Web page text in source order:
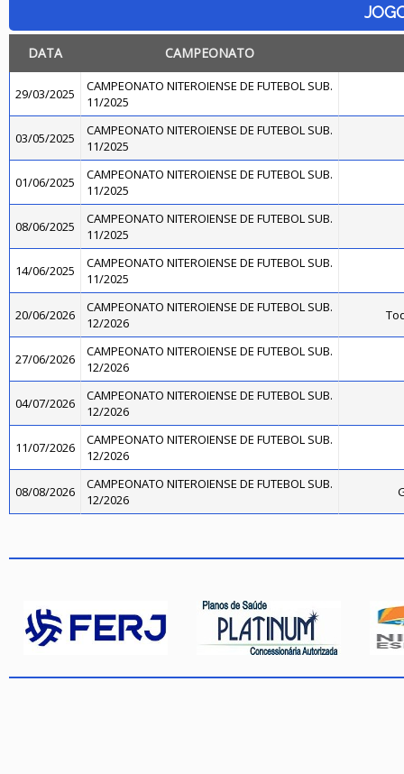
DATA CAMPEONATO
29/03/2025
CAMPEONATO NITEROIENSE DE FUTEBOL SUB.
11/2025
03/05/2025
CAMPEONATO NITEROIENSE DE FUTEBOL SUB.
11/2025
01/06/2025
CAMPEONATO NITEROIENSE DE FUTEBOL SUB.
11/2025
08/06/2025
CAMPEONATO NITEROIENSE DE FUTEBOL SUB.
11/2025
14/06/2025
CAMPEONATO NITEROIENSE DE FUTEBOL SUB.
11/2025
20/06/2026
CAMPEONATO NITEROIENSE DE FUTEBOL SUB.
12/2026
27/06/2026
CAMPEONATO NITEROIENSE DE FUTEBOL SUB.
12/2026
04/07/2026
CAMPEONATO NITEROIENSE DE FUTEBOL SUB.
12/2026
11/07/2026
CAMPEONATO NITEROIENSE DE FUTEBOL SUB.
12/2026
08/08/2026
CAMPEONATO NITEROIENSE DE FUTEBOL SUB.
12/2026